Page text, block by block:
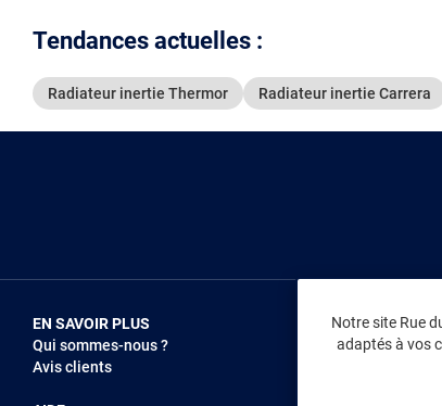
Tendances actuelles :
Radiateur inertie Thermor Radiateur inertie Carrera
Notre site Rue
adaptés à vos
EN SAVOIR PLUS
Qui sommes-nous ?
Avis clients
NOUS
Vendez